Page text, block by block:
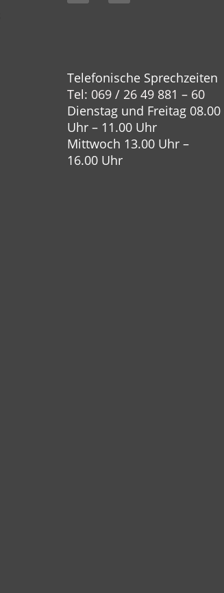
Telefonische Sprechzeiten
Tel: 069 / 26 49 881 – 60
Dienstag und Freitag 08.00
Uhr – 11.00 Uhr
Mittwoch 13.00 Uhr –
16.00 Uhr